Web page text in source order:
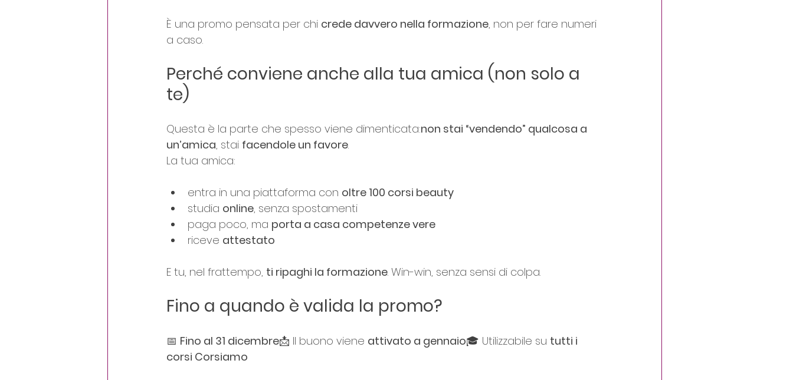
È una promo pensata per chi crede davvero nella formazione, non per fare numeri
a caso.
Perché conviene anche alla tua amica (non solo a
te)
Questa è la parte che spesso viene dimenticata:non stai “vendendo” qualcosa a
un’amica, stai facendole un favore.
La tua amica:
entra in una piattaforma con oltre 100 corsi beauty
studia online, senza spostamenti
paga poco, ma porta a casa competenze vere
riceve attestato
E tu, nel frattempo, ti ripaghi la formazione. Win-win, senza sensi di colpa.
Fino a quando è valida la promo?
📅 Fino al 31 dicembre📩 Il buono viene attivato a gennaio🎓 Utilizzabile su tutti i
corsi Corsiamo